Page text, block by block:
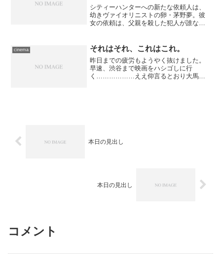
シティーハンターへの新たな依頼人は、
幼きヴァイオリニストの卵・茅野夢。彼
女の依頼は、父親を殺した犯人が誰なの
の刺客グラス・ハートであった時代の香
瑩だった。だが夢は、父の...
cinema それはそれ、これはこれ。
昨日までの疲労もようやく抜けました。
早速、渋谷まで映画をハシゴしに行
く………………ええ仰言るとおり大馬鹿
本日の見出し
本日の見出し
コメント